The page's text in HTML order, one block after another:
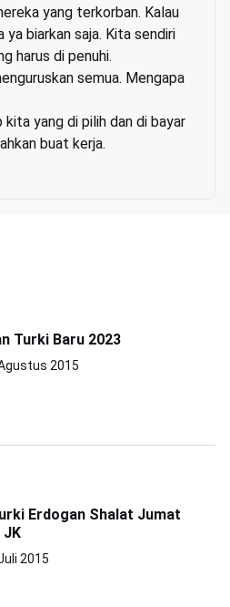
yang terkorban. Kalau
ya biarkan saja. Kita sendiri
harus di penuhi.
semua. Mengapa
yang di pilih dan di bayar
buat kerja.
Turki Baru 2023
2015
Erdogan Shalat Jumat
JK
2015